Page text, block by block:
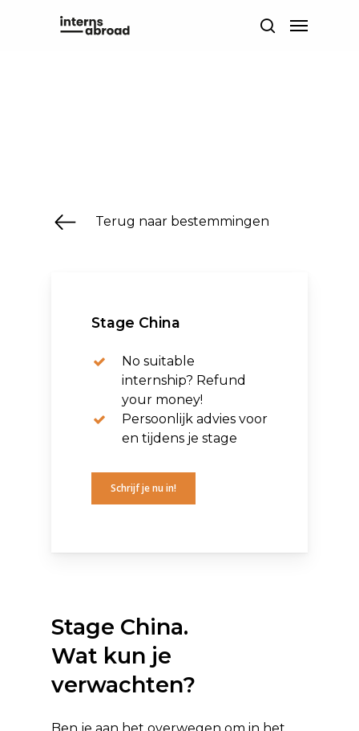
search
Menu
Terug naar bestemmingen
Stage China.
Wat kun je
verwachten?
Stage China
No suitable
internship? Refund
your money!
Persoonlijk advies voor
en tijdens je stage
Schrijf je nu in!